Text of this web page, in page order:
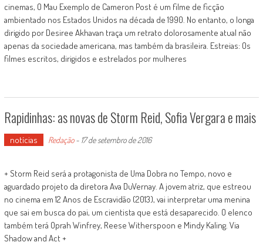
cinemas, O Mau Exemplo de Cameron Post é um filme de ficção
ambientado nos Estados Unidos na década de 1990. No entanto, o longa
dirigido por Desiree Akhavan traça um retrato dolorosamente atual não
apenas da sociedade americana, mas também da brasileira. Estreias: Os
filmes escritos, dirigidos e estrelados por mulheres
Rapidinhas: as novas de Storm Reid, Sofia Vergara e mais
notícias Redação- 17 de setembro de 2016
+ Storm Reid será a protagonista de Uma Dobra no Tempo, novo e
aguardado projeto da diretora Ava DuVernay. A jovem atriz, que estreou
no cinema em 12 Anos de Escravidão (2013), vai interpretar uma menina
que sai em busca do pai, um cientista que está desaparecido. O elenco
também terá Oprah Winfrey, Reese Witherspoon e Mindy Kaling. Via
Shadow and Act +